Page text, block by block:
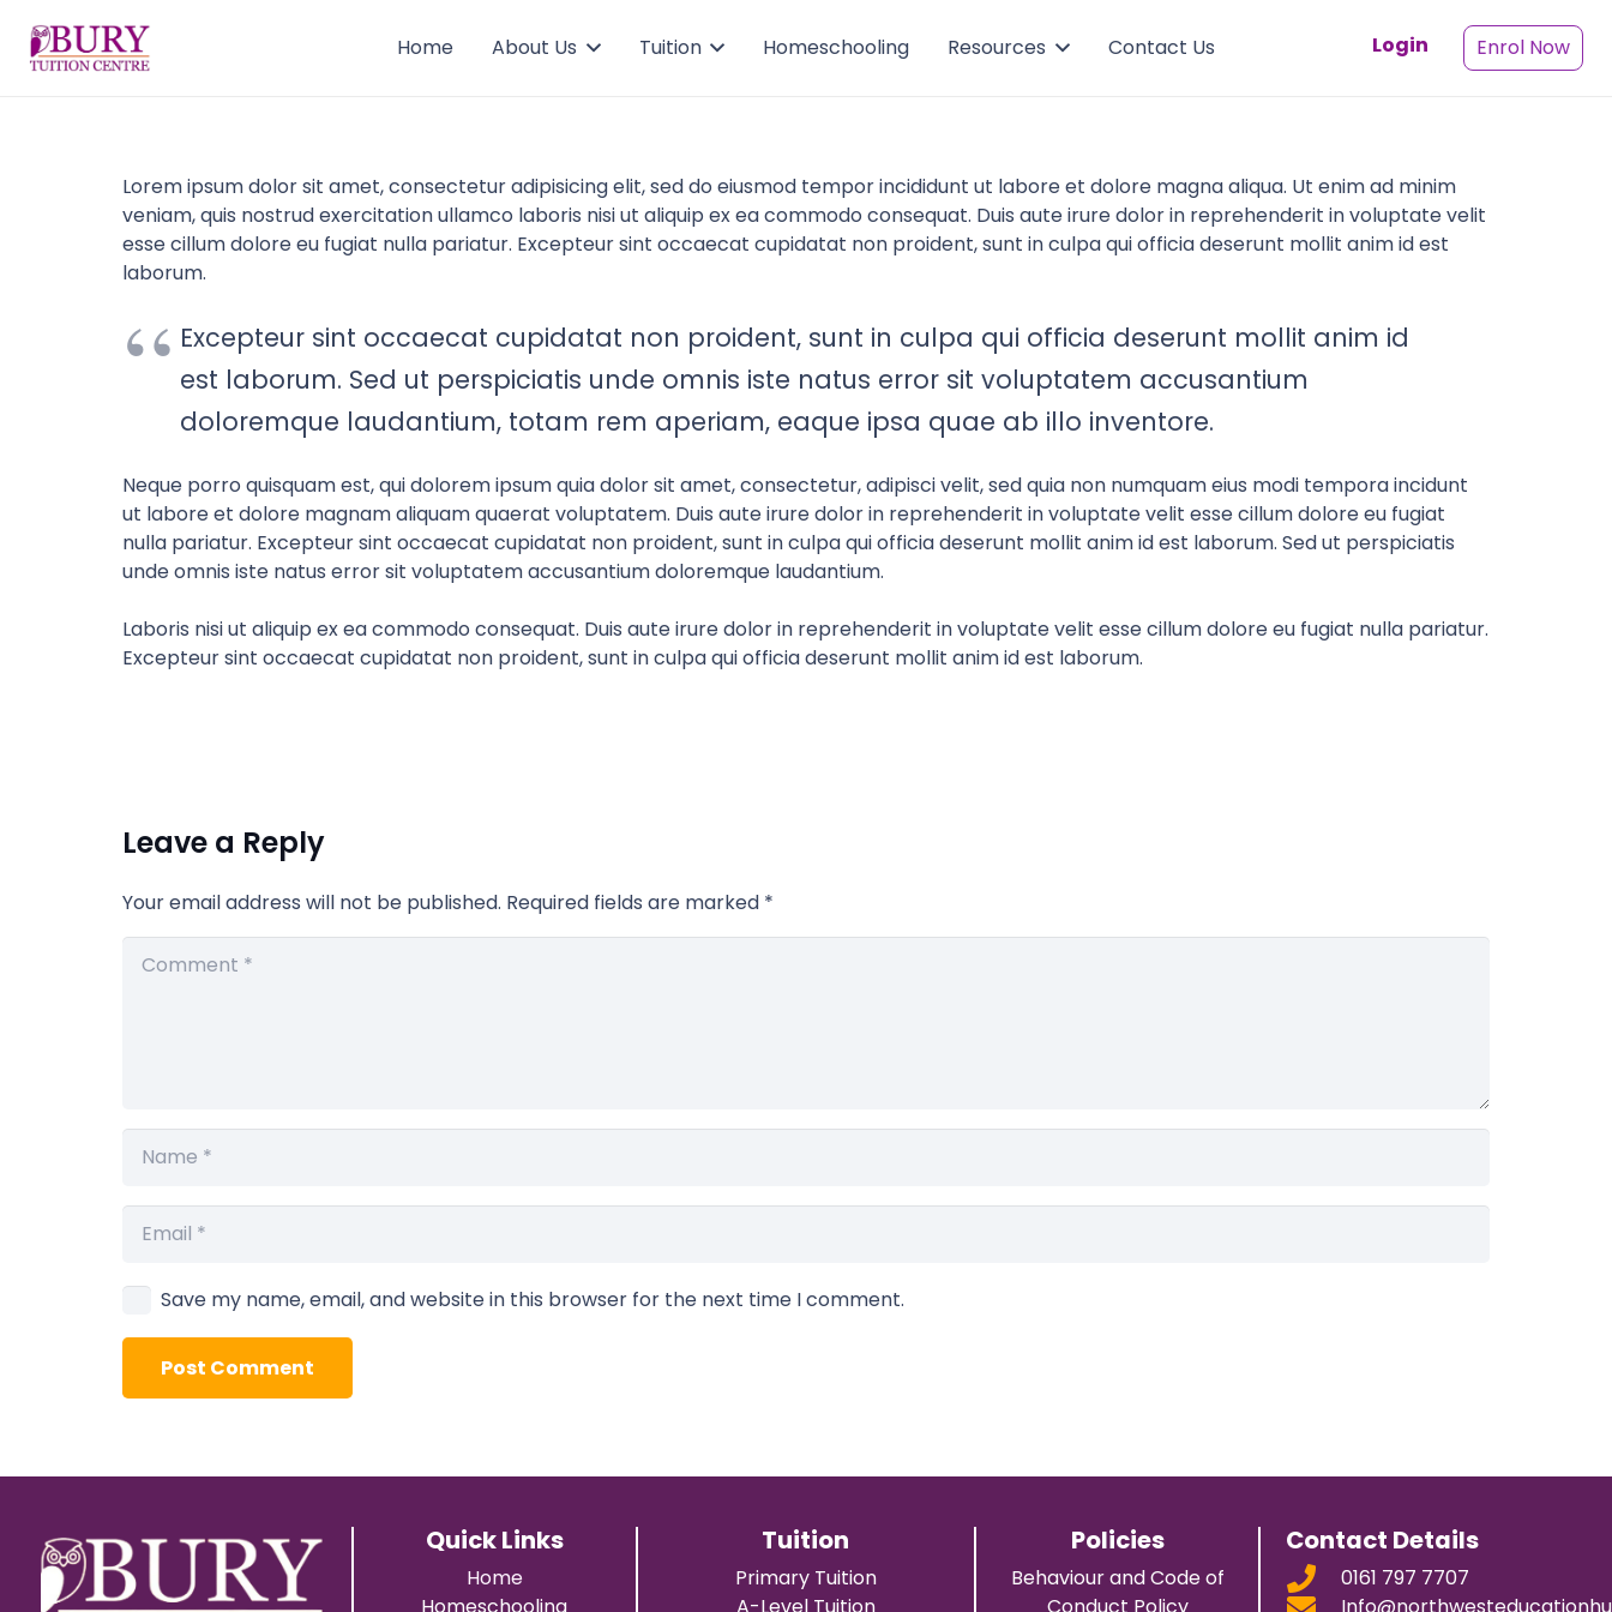
Home About Us Tuition Homeschooling Resources Contact Us Login Enrol Now
Lorem ipsum dolor sit amet, consectetur adipisicing elit, sed do eiusmod tempor incididunt ut labore et dolore magna aliqua. Ut enim ad minim
veniam, quis nostrud exercitation ullamco laboris nisi ut aliquip ex ea commodo consequat. Duis aute irure dolor in reprehenderit in voluptate velit
esse cillum dolore eu fugiat nulla pariatur. Excepteur sint occaecat cupidatat non proident, sunt in culpa qui officia deserunt mollit anim id est
laborum.
Excepteur sint occaecat cupidatat non proident, sunt in culpa qui officia deserunt mollit anim id
est laborum. Sed ut perspiciatis unde omnis iste natus error sit voluptatem accusantium
doloremque laudantium, totam rem aperiam, eaque ipsa quae ab illo inventore.
Neque porro quisquam est, qui dolorem ipsum quia dolor sit amet, consectetur, adipisci velit, sed quia non numquam eius modi tempora incidunt
ut labore et dolore magnam aliquam quaerat voluptatem. Duis aute irure dolor in reprehenderit in voluptate velit esse cillum dolore eu fugiat
nulla pariatur. Excepteur sint occaecat cupidatat non proident, sunt in culpa qui officia deserunt mollit anim id est laborum. Sed ut perspiciatis
unde omnis iste natus error sit voluptatem accusantium doloremque laudantium.
Laboris nisi ut aliquip ex ea commodo consequat. Duis aute irure dolor in reprehenderit in voluptate velit esse cillum dolore eu fugiat nulla pariatur.
Excepteur sint occaecat cupidatat non proident, sunt in culpa qui officia deserunt mollit anim id est laborum.
Leave a Reply
Your email address will not be published. Required fields are marked *
Save my name, email, and website in this browser for the next time I comment.
Post Comment
Quick Links
Home
Homeschooling
Tuition
Primary Tuition
A-Level Tuition
Policies
Behaviour and Code of
Conduct Policy
Contact Details
0161 797 7707